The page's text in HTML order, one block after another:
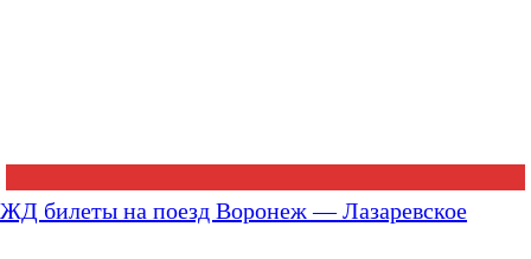
ЖД билеты на поезд Воронеж — Лазаревское